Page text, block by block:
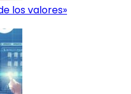
los valores»